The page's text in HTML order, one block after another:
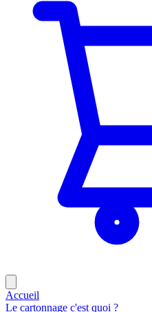
Accueil
Le cartonnage c'est quoi ?